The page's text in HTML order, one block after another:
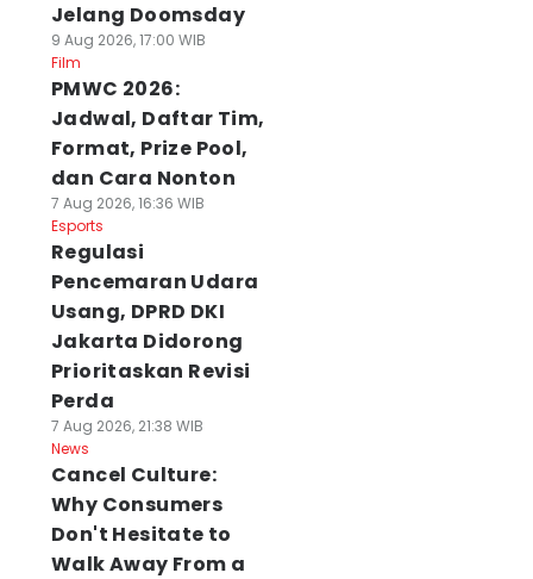
Jelang Doomsday
9 Aug 2026, 17:00 WIB
Film
PMWC 2026:
Jadwal, Daftar Tim,
Format, Prize Pool,
dan Cara Nonton
7 Aug 2026, 16:36 WIB
Esports
Regulasi
Pencemaran Udara
Usang, DPRD DKI
Jakarta Didorong
Prioritaskan Revisi
Perda
7 Aug 2026, 21:38 WIB
News
Cancel Culture:
Why Consumers
Don't Hesitate to
Walk Away From a